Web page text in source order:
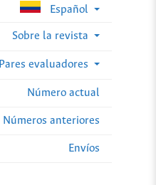
Español
Sobre la revista
Pares evaluadores
Número actual
Números anteriores
Envíos